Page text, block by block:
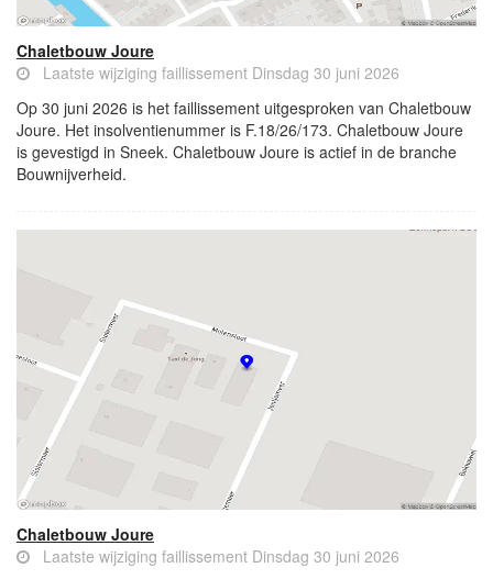
Chaletbouw Joure
Laatste wijziging faillissement Dinsdag 30 juni 2026
Op 30 juni 2026 is het faillissement uitgesproken van Chaletbouw
Joure. Het insolventienummer is F.18/26/173. Chaletbouw Joure
is gevestigd in Sneek. Chaletbouw Joure is actief in de branche
Bouwnijverheid.
Chaletbouw Joure
Laatste wijziging faillissement Dinsdag 30 juni 2026